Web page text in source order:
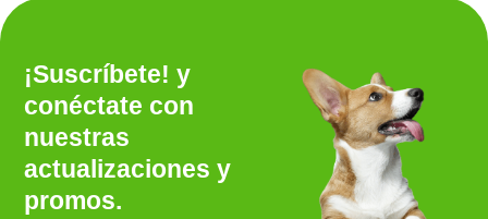
¡Suscríbete! y
conéctate con
nuestras
actualizaciones y
promos.